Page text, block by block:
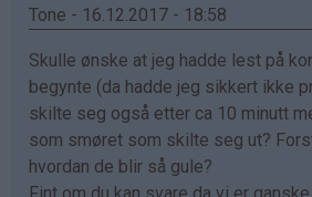
Tone - 16.12.2017 - 18:58
Skulle ønske at jeg hadde lest på
begynte (da hadde jeg sikkert ikke
skilte seg også etter ca 10 minutt
som smøret som skilte seg ut?
hvordan de blir så gule?